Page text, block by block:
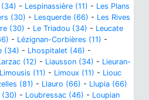
(34) - Lespinassière (11) - Les Plans
(30) - Lesquerde (66) - Les Rives
(30) - Le Triadou (34) - Leucate
- Lézignan-Corbières (11) -
(34) - Lhospitalet (46) -
(12) - Liausson (34) - Lieuran-
Limousis (11) - Limoux (11) - Liouc
(81) - Llauro (66) - Llupia (66)
(30) - Loubressac (46) - Loupian